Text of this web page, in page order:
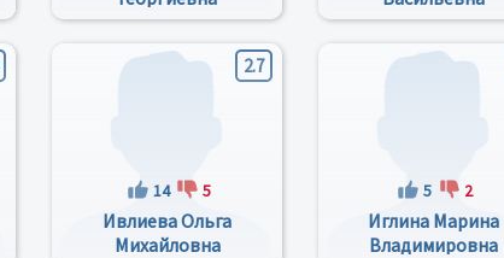
2.7
14 5
Ивлиева Ольга
Михайловна
5 2
Иглина Марина
Владимировна